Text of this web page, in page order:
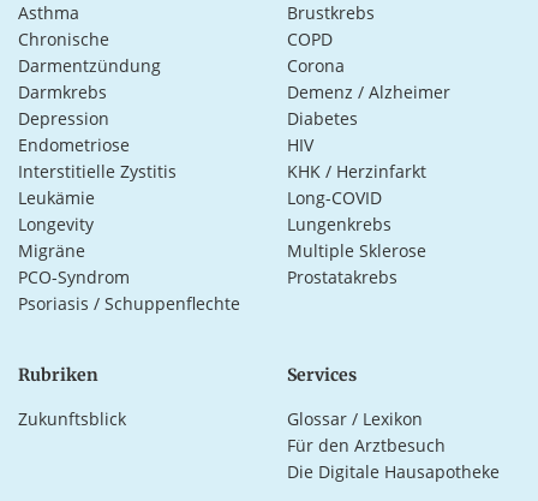
Asthma
Brustkrebs
Chronische
Darmentzündung
COPD
Corona
Darmkrebs
Demenz / Alzheimer
Depression
Diabetes
Endometriose
HIV
Interstitielle Zystitis
KHK / Herzinfarkt
Leukämie
Long-COVID
Longevity
Lungenkrebs
Migräne
Multiple Sklerose
PCO-Syndrom
Prostatakrebs
Psoriasis / Schuppenflechte
Rubriken
Zukunftsblick
Services
Glossar / Lexikon
Für den Arztbesuch
Die Digitale Hausapotheke